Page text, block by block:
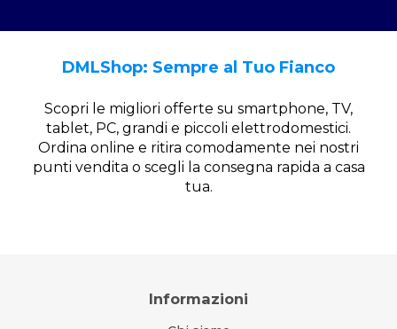
DMLShop: Sempre al Tuo Fianco
Scopri le migliori offerte su smartphone, TV,
tablet, PC, grandi e piccoli elettrodomestici.
Ordina online e ritira comodamente nei nostri
punti vendita o scegli la consegna rapida a casa
tua.
Informazioni